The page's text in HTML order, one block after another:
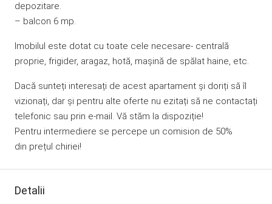
depozitare.
– balcon 6 mp.
Imobilul este dotat cu toate cele necesare- centrală
proprie, frigider, aragaz, hotă, mașină de spălat haine, etc.
Dacă sunteți interesați de acest apartament și doriți să îl
vizionați, dar și pentru alte oferte nu ezitați să ne contactați
telefonic sau prin e-mail. Vă stăm la dispoziție!
Pentru intermediere se percepe un comision de 50%
din prețul chiriei!
Detalii